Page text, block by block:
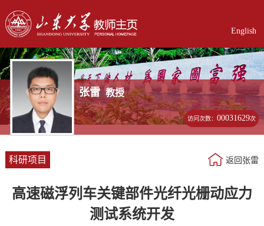
English
张雷 教授
访问次数：00031629次
科研项目 返回张雷
高速磁浮列车关键部件光纤光栅动应力
测试系统开发